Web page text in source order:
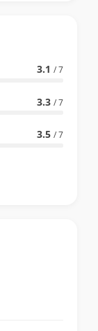
3.1 / 7
3.3 / 7
3.5 / 7